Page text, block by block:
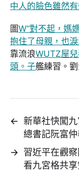
中人的臉色雖然
圖W“對不起，媽
抱住了母親，也
靠流浪WUTZ屋
頭。子艦練習。
← 新華社快闖
總書記阮富
→ 習近平在觀
看九宮格共